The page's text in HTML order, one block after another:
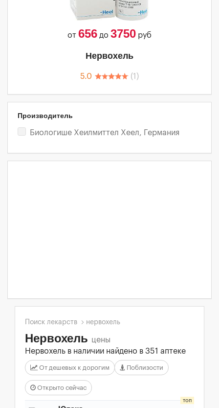
от 656 до 3750 руб
Нервохель
5.0 (1 )
Производитель
Биологише Хеилмиттел Хеел, Германия
Поиск лекарств нервохель
Нервохель цены
Нервохель в наличии найдено в 351 аптеке
От дешевых к дорогим Поблизости
Открыто сейчас